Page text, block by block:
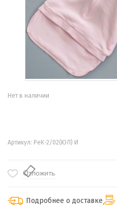
Нет в наличии
Артикул: РеК-2/02(ЮЛ) И
Отложить
Подробнее о доставке